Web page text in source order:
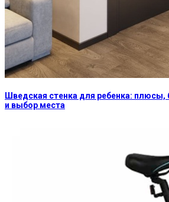
Шведская стенка для ребенка: плюсы,
и выбор места